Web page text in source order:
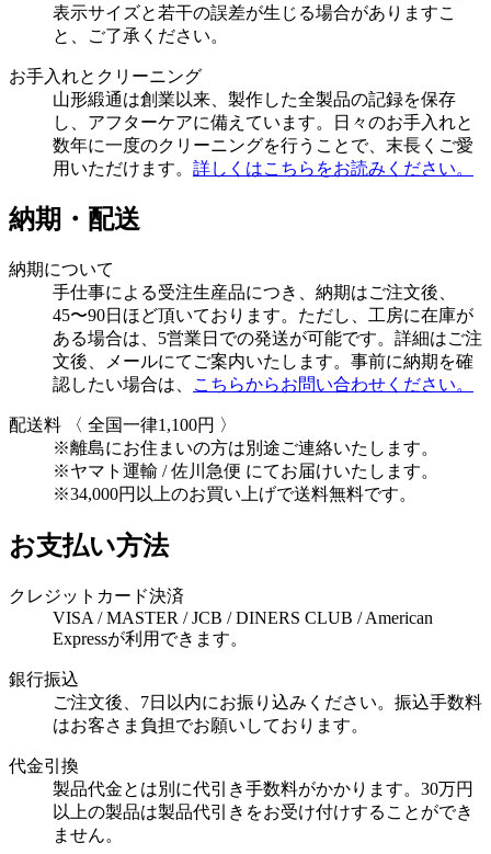
表示サイズと若干の誤差が生じる場合がありますこ
と、ご了承ください。
お手入れとクリーニング
山形緞通は創業以来、製作した全製品の記録を保存
し、アフターケアに備えています。日々のお手入れと
数年に一度のクリーニングを行うことで、末長くご愛
用いただけます。 詳しくはこちらをお読みください。
納期・配送
納期について
手仕事による受注生産品につき、納期はご注文後、
45〜90日ほど頂いております。ただし、工房に在庫が
ある場合は、5営業日での発送が可能です。詳細はご注
文後、メールにてご案内いたします。事前に納期を確
認したい場合は、
こちらからお問い合わせください。
配送料
〈 全国一律1,100円 〉
※離島にお住まいの方は別途ご連絡いたします。
※ヤマト運輸 / 佐川急便 にてお届けいたします。
※34,000円以上のお買い上げで送料無料です。
お支払い方法
クレジットカード決済
VISA / MASTER / JCB / DINERS CLUB / American
Expressが利用できます。
銀行振込
ご注文後、7日以内にお振り込みください。振込手数料
はお客さま負担でお願いしております。
代金引換
製品代金とは別に代引き手数料がかかります。30万円
以上の製品は製品代引きをお受け付けすることができ
ません。